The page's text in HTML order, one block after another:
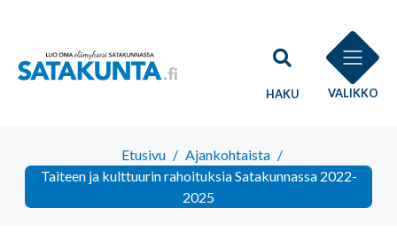
HAKU VALIKKO
Etusivu / Ajankohtaista /
Taiteen ja kulttuurin rahoituksia Satakunnassa 2022-
2025